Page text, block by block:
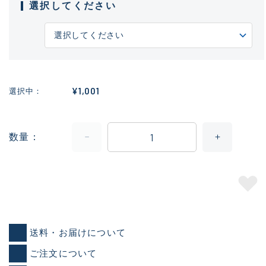
選択してください
選択中 ¥1,001
数量
送料・お届けについて
ご注文について